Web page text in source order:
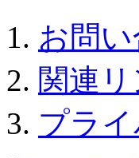
お問
関連リ
プラ